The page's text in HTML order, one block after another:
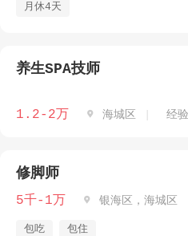
月休4天
养生SPA技师
1.2-2万  海城区 经
修脚师
5千-1万  银海区，海城区
包吃 包住